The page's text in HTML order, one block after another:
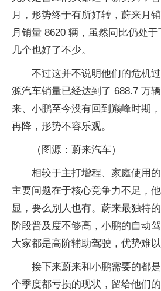
月，形势终于有所好转，蔚来月
月销量 8620 辆，虽然同比仍处
几个也好了不少。
不过这并不说明他们的危机
源汽车销量已经达到了 688.7 万
来、小鹏至今没有回到巅峰时期
再降，形势不容乐观。
（图源：蔚来汽车）
相较于主打增程、家庭使用
主要问题在于核心竞争力不足，
显，要么别人也有。蔚来最独特
阶段普及度不够高，小鹏的自动
大家都是高阶辅助驾驶，优势难以
接下来蔚来和小鹏需要的都
个季度都亏损的现状，留给他们